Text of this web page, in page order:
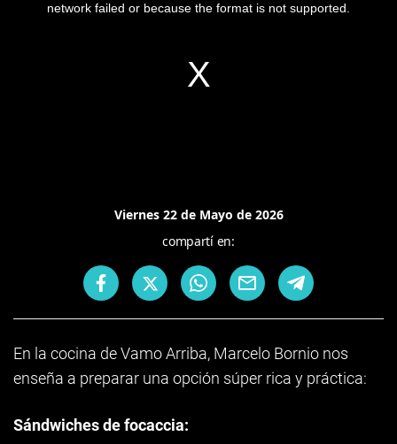
network failed or because the format is not supported.
Viernes 22 de Mayo de 2026
compartí en:
En la cocina de Vamo Arriba, Marcelo Bornio nos
enseña a preparar una opción súper rica y práctica:
Sándwiches de focaccia: